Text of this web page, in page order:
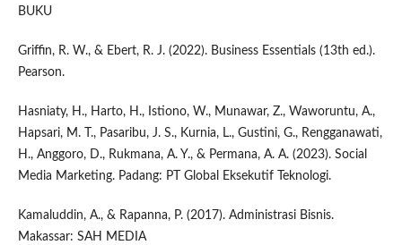
BUKU
Griffin, R. W., & Ebert, R. J. (2022). Business Essentials (13th ed.).
Pearson.
Hasniaty, H., Harto, H., Istiono, W., Munawar, Z., Waworuntu, A.,
Hapsari, M. T., Pasaribu, J. S., Kurnia, L., Gustini, G., Rengganawati,
H., Anggoro, D., Rukmana, A. Y., & Permana, A. A. (2023). Social
Media Marketing. Padang: PT Global Eksekutif Teknologi.
Kamaluddin, A., & Rapanna, P. (2017). Administrasi Bisnis.
Makassar: SAH MEDIA